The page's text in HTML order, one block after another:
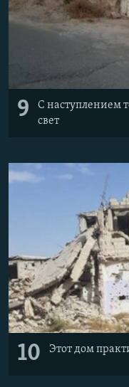
9
С наступлением
свет
10 Этот дом